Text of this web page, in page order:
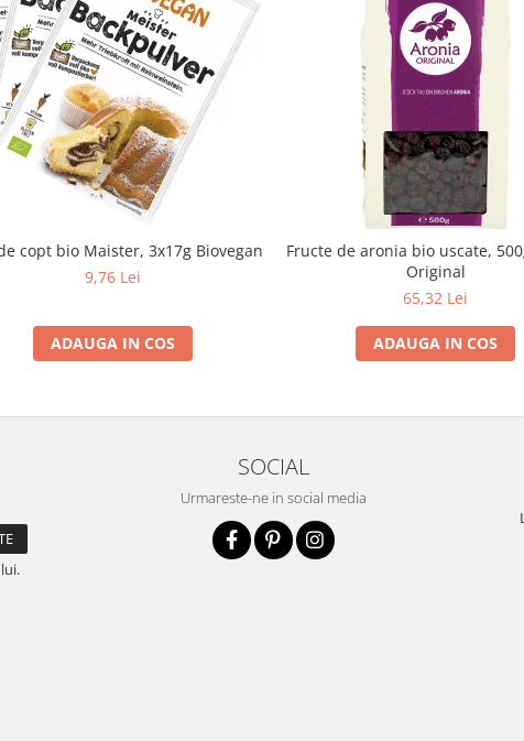
copt bio Maister, 3x17g Biovegan
9,76 Lei
ADAUGA IN COS
Fructe de aronia bio uscate,
Original
65,32 Lei
ADAUGA IN COS
SOCIAL
Urmareste-ne in social media